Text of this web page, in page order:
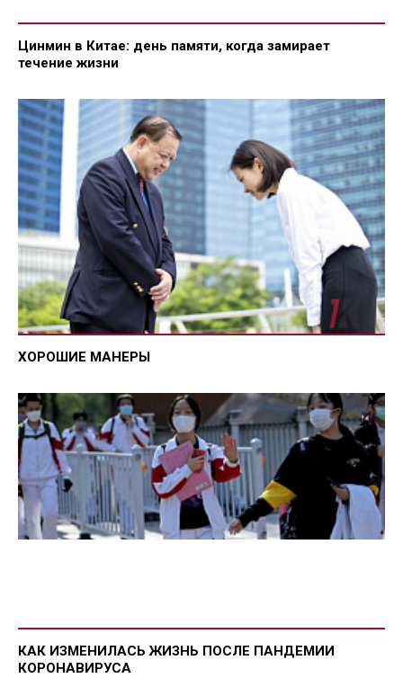
Цинмин в Китае: день памяти, когда замирает
течение жизни
ХОРОШИЕ МАНЕРЫ
КАК ИЗМЕНИЛАСЬ ЖИЗНЬ ПОСЛЕ ПАНДЕМИИ
КОРОНАВИРУСА